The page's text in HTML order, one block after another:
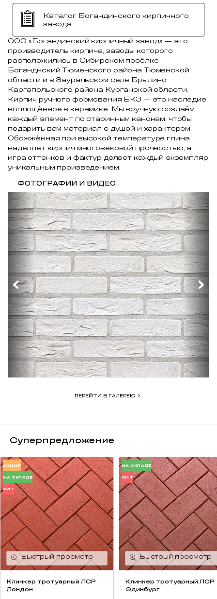
Каталог Богандинского кирпичного
завода
ООО «Богандинский кирпичный завод» — это
производитель кирпича, заводы которого
расположились в Сибирском посёлке
Боганднский Тюменского района Тюменской
области и в Зауральском селе Брылино
Каргапольского района Курганской области.
Кирпич ручного формования БКЗ — это наследие,
воплощённое в керамике. Мы вручную создаём
каждый элемент по старинным канонам, чтобы
подарить вам материал с душой и характером.
Обожжённая при высокой температуре глина
наделяет кирпич многовековой прочностью, а
игра оттенков и фактур делает каждый экземпляр
уникальным произведением.
ФОТОГРАФИИ И ВИДЕО
ПЕРЕЙТИ В ГАЛЕРЕЮ
Суперпредложение
АКЦИЯ
НА СКЛАДЕ
ХИТ
Клинкер тротуарный ЛСР
Лондон
НА СКЛАДЕ
ХИТ
Клинкер тротуарный ЛСР
Эдинбург